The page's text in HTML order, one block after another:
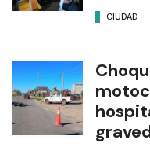
CIUDAD